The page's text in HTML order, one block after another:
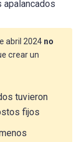
apalancados
abril 2024 no
crear un
tuvieron
fijos